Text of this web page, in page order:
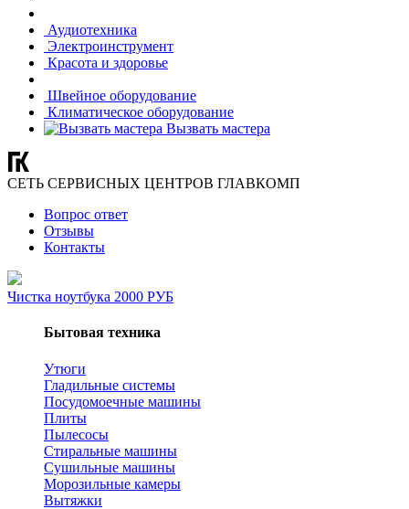
Аудиотехника
Электроинструмент
Красота и здоровье
Швейное оборудование
Климатическое оборудование
Вызвать мастера
СЕТЬ СЕРВИСНЫХ ЦЕНТРОВ ГЛАВКОМП
Вопрос ответ
Отзывы
Контакты
Чистка ноутбука 2000 РУБ
Бытовая техника
Утюги
Гладильные системы
Посудомоечные машины
Плиты
Пылесосы
Стиральные машины
Сушильные машины
Морозильные камеры
Вытяжки